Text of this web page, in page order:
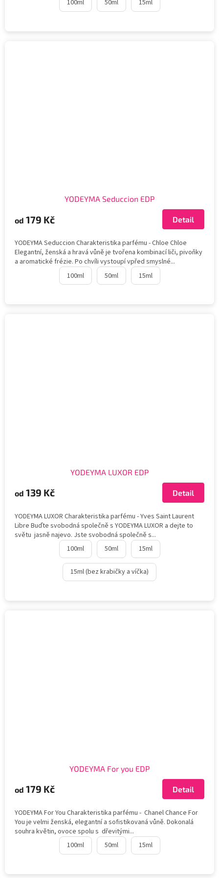
100ml 50ml 15ml
YODEYMA Seduccion EDP
od 179 Kč Detail
YODEYMA Seduccion Charakteristika parfému - Chloe Chloe
Elegantní, ženská a hravá vůně je tvořena kombinací liči, pivoňky
a aromatické frézie. Po chvíli vystoupí vpřed smyslné...
100ml
50ml 15ml
YODEYMA LUXOR EDP
od 139 Kč Detail
YODEYMA LUXOR Charakteristika parfému - Yves Saint Laurent
Libre Buďte svobodná společně s YODEYMA LUXOR a dejte to
světu jasně najevo. Jste svobodná společně s...
100ml
50ml 15ml
15ml (bez krabičky a víčka)
YODEYMA For you EDP
od 179 Kč Detail
YODEYMA For You Charakteristika parfému - Chanel Chance For
You je velmi ženská, elegantní a sofistikovaná vůně. Dokonalá
souhra květin, ovoce spolu s dřevitými...
100ml
50ml 15ml